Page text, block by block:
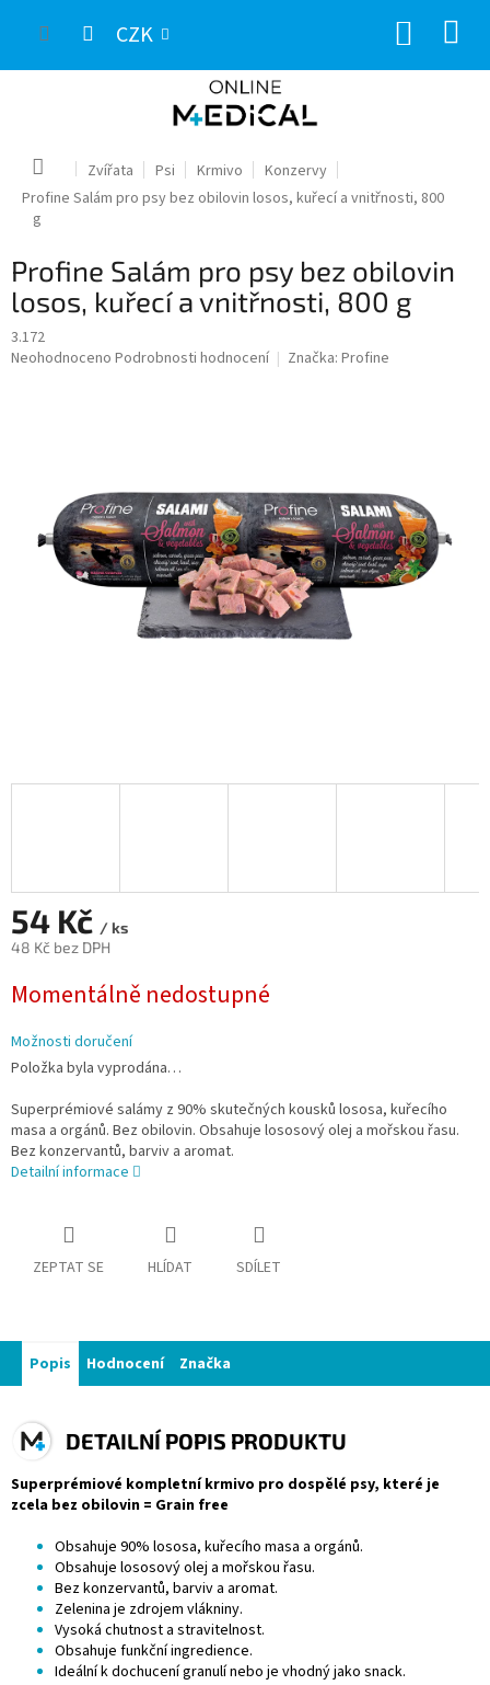
CZK
Domů Zvířata Psi Krmivo
Konzervy
Profine Salám pro psy bez obilovin losos, kuřecí a vnitřnosti, 800
g
Profine Salám pro psy bez obilovin
losos, kuřecí a vnitřnosti, 800 g
3.172
Průměrné
hvězdiček.
Neohodnoceno Podrobnosti hodnocení Značka: Profine
54 Kč / ks
48 Kč bez DPH
cena:
Momentálně nedostupné
Možnosti doručení
Položka byla vyprodána…
Superprémiové salámy z 90% skutečných kousků lososa, kuřecího
masa a orgánů. Bez obilovin. Obsahuje lososový olej a mořskou řasu.
Bez konzervantů, barviv a aromat.
Detailní informace
ZEPTAT SE HLÍDAT SDÍLET
Popis Hodnocení Značka
DETAILNÍ POPIS PRODUKTU
Superprémiové kompletní krmivo pro dospělé psy, které je
zcela bez obilovin = Grain free
Obsahuje 90% lososa, kuřecího masa a orgánů.
Obsahuje lososový olej a mořskou řasu.
Bez konzervantů, barviv a aromat.
Zelenina je zdrojem vlákniny.
Vysoká chutnost a stravitelnost.
Obsahuje funkční ingredience.
Ideální k dochucení granulí nebo je vhodný jako snack.